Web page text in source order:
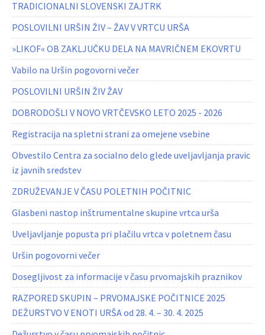
TRADICIONALNI SLOVENSKI ZAJTRK
POSLOVILNI URŠIN ŽIV – ŽAV V VRTCU URŠA
»LIKOF« OB ZAKLJUČKU DELA NA MAVRIČNEM EKOVRTU
Vabilo na Uršin pogovorni večer
POSLOVILNI URŠIN ŽIV ŽAV
DOBRODOŠLI V NOVO VRTČEVSKO LETO 2025 - 2026
Registracija na spletni strani za omejene vsebine
Obvestilo Centra za socialno delo glede uveljavljanja pravic
iz javnih sredstev
ZDRUŽEVANJE V ČASU POLETNIH POČITNIC
Glasbeni nastop inštrumentalne skupine vrtca urša
Uveljavljanje popusta pri plačilu vrtca v poletnem času
Uršin pogovorni večer
Dosegljivost za informacije v času prvomajskih praznikov
RAZPORED SKUPIN – PRVOMAJSKE POČITNICE 2025
DEŽURSTVO V ENOTI URŠA od 28. 4. – 30. 4. 2025